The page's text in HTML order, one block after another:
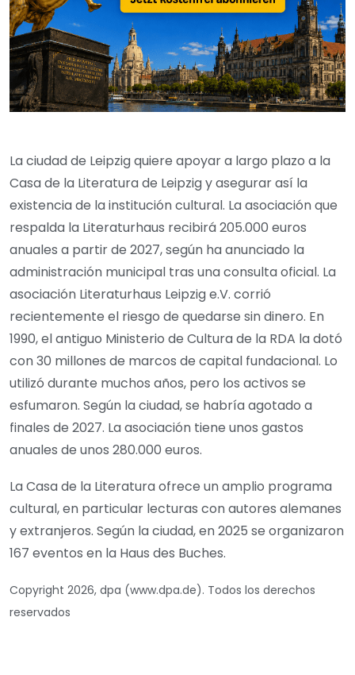
La ciudad de Leipzig quiere apoyar a largo plazo a la
Casa de la Literatura de Leipzig y asegurar así la
existencia de la institución cultural. La asociación que
respalda la Literaturhaus recibirá 205.000 euros
anuales a partir de 2027, según ha anunciado la
administración municipal tras una consulta oficial. La
asociación Literaturhaus Leipzig e.V. corrió
recientemente el riesgo de quedarse sin dinero. En
1990, el antiguo Ministerio de Cultura de la RDA la dotó
con 30 millones de marcos de capital fundacional. Lo
utilizó durante muchos años, pero los activos se
esfumaron. Según la ciudad, se habría agotado a
finales de 2027. La asociación tiene unos gastos
anuales de unos 280.000 euros.
La Casa de la Literatura ofrece un amplio programa
cultural, en particular lecturas con autores alemanes
y extranjeros. Según la ciudad, en 2025 se organizaron
167 eventos en la Haus des Buches.
Copyright 2026, dpa (www.dpa.de). Todos los derechos
reservados